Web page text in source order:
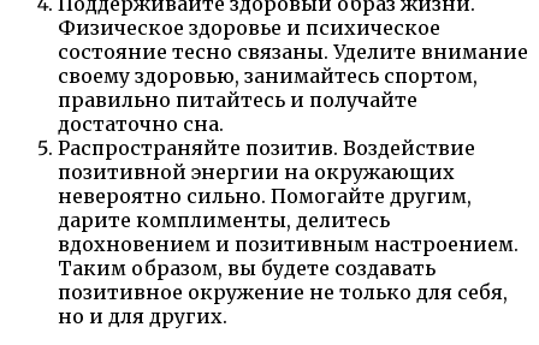
Физическое здоровье и психическое
состояние тесно связаны. Уделите внимание
своему здоровью, занимайтесь спортом,
правильно питайтесь и получайте
достаточно сна.
Распространяйте позитив. Воздействие
позитивной энергии на окружающих
невероятно сильно. Помогайте другим,
дарите комплименты, делитесь
вдохновением и позитивным настроением.
Таким образом, вы будете создавать
позитивное окружение не только для себя,
но и для других.